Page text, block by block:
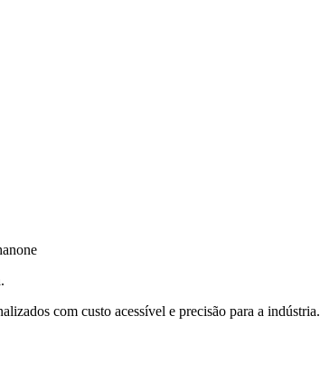
com custo acessível e precisão para a indústria.